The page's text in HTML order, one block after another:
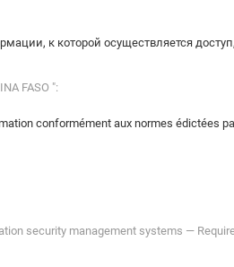
к которой осуществляется
FASO ":
conformément aux normes édictées
security management systems —